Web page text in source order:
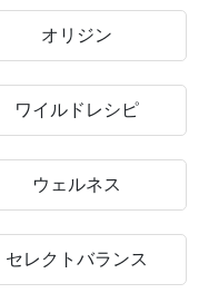
オリジン
ワイルドレシピ
ウェルネス
セレクトバランス